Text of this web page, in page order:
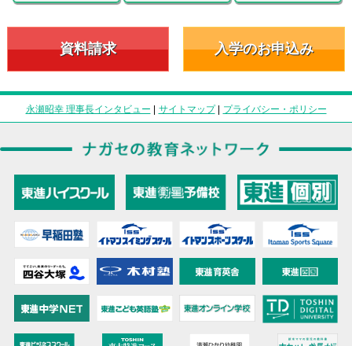
資料請求 入学のお申込み
永瀬昭幸 理事長インタビュー | サイトマップ| プライバシー・ポリシー